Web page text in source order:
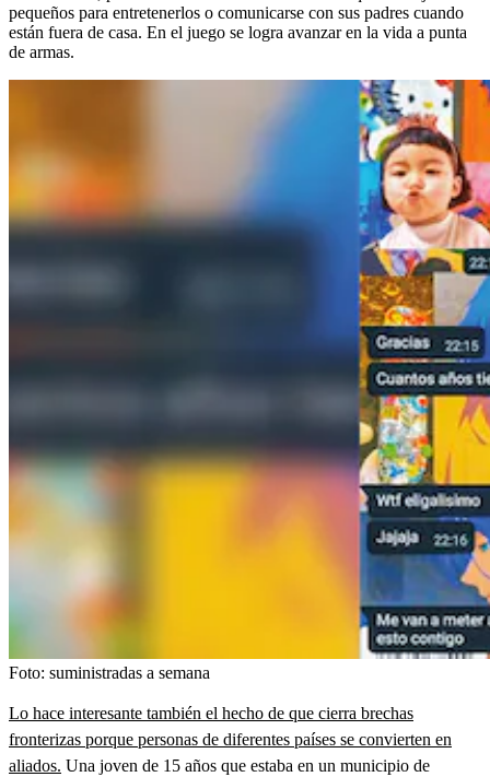
pequeños para entretenerlos o comunicarse con sus padres cuando
están fuera de casa. En el juego se logra avanzar en la vida a punta
de armas.
Foto: suministradas a semana
Lo hace interesante también el hecho de que cierra brechas
fronterizas porque personas de diferentes países se convierten en
aliados. Una joven de 15 años que estaba en un municipio de